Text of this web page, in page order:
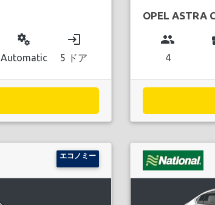
miscellaneous_services
Automatic
login
5 ドア
OPEL ASTRA
group
4
エコノミー